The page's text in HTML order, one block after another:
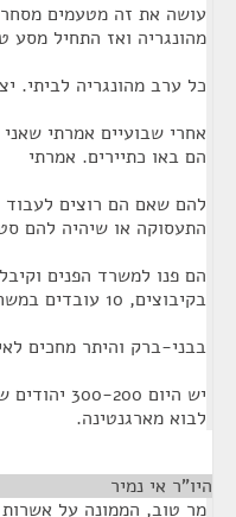
עושה את זה מטעמים
מהונגריה ואז התחיל מסע
כל ערב מהונגריה לביתי.
אחרי שבועיים אמרתי שאני
הם באו כתיירים. אמרתי
להם שאם הם רוצים לעבוד
התעסוקה או שיהיה להם
בקיבוצים, 10 עובדים במשחטה
בבני-ברק והיתר מחכים
לבוא מארגנטינה.
היו"ר אי נמיר
מר טוב, הממונה על